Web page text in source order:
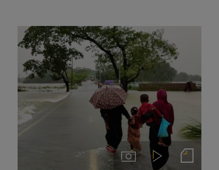
ImágenesVideos Notas de prensa